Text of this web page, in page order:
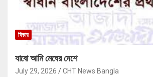
ফিচার
যাবো আমি মেঘের দেশে
July 29, 2026 CHT News Bangla